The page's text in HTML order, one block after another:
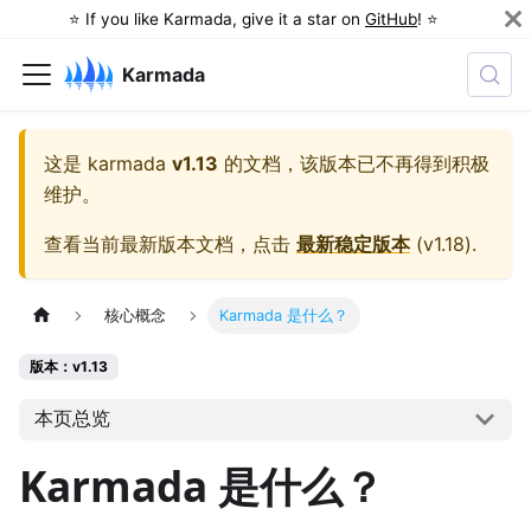
⭐️ If you like Karmada, give it a star on GitHub! ⭐️
Karmada
这是 karmada v1.13 的文档，该版本已不再得到积极
维护。
查看当前最新版本文档，点击 最新稳定版本(v1.18).
核心概念 Karmada 是什么？
版本：v1.13
本页总览
Karmada 是什么？